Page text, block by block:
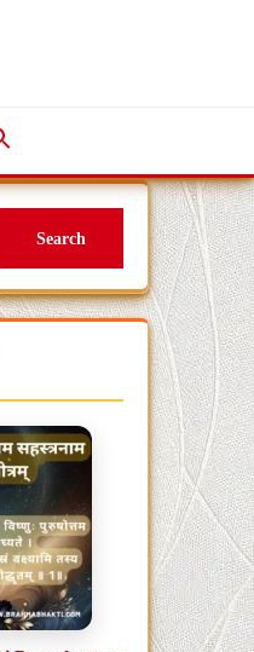
Search